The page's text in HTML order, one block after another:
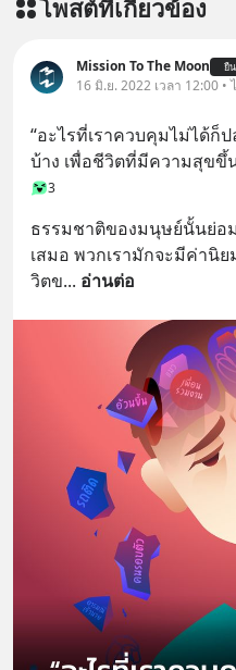
โพสต์ที่เกี่ยวข้อง
Mission To The Moon ยื
16 มิ.ย. 2022 เวลา 12:00 •
“อะไรที่เราควบคุมไม่ได้ก็ป
บ้าง เพื่อชีวิตที่มีความสุขขึ้
3
ธรรมชาติของมนุษย์นั้นย่อ
เสมอ พวกเรามักจะมีค่านิ
วิตข... อ่านต่อ